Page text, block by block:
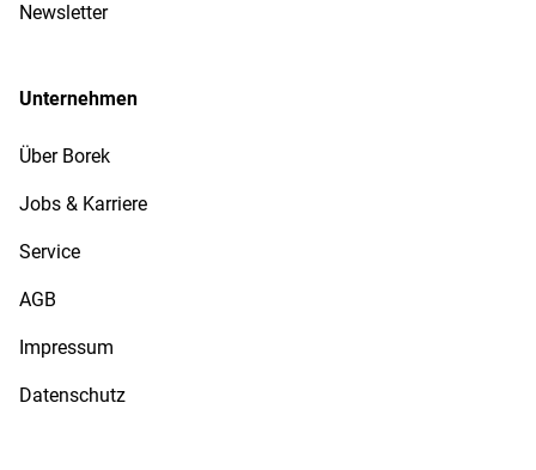
Newsletter
Unternehmen
Über Borek
Jobs & Karriere
Service
AGB
Impressum
Datenschutz